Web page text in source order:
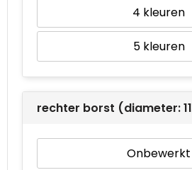
4
5
rechter borst (diameter:
Onbewerkt